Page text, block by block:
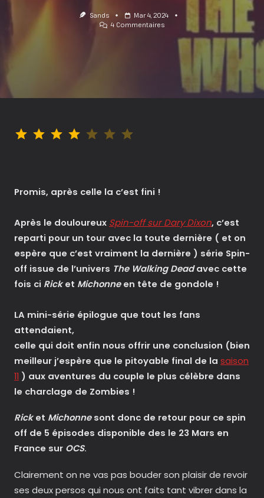
Sands
Mar 4, 2024
4 CommentairesSur
Promis, après celle la c’est fini !
Après le douloureux Spin-off sur Dary Dixon, c’est
reparti pour un tour avec la toute dernière ( et on
espère que c’est vraiment la dernière ) série Spin-
off issue de l’univers The Walking Deadavec cette
fois ci Ricket Michonneen tête de gondole !
LA mini-série épilogue que tout les fans
attendaient,
celle qui doit enfin nous offrir une conclusion (bien
meilleur j’espère que le pitoyable final de la saison
11 ) aux aventures du couple le plus célèbre dans
le charclage de Zombies !
Ricket Michonnesont donc de retour pour ce spin
off de 5 épisodes disponible des le 23 Mars en
France sur OCS.
Clairement on ne vas pas bouder son plaisir de revoir
ses deux persos qui nous ont faits tant vibrer dans la